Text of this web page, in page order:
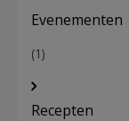
Evenementen
(1)
Recepten